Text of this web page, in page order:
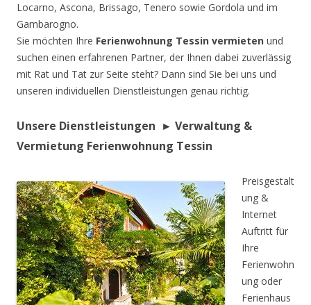
Locarno, Ascona, Brissago, Tenero sowie Gordola und im
Gambarogno.
Sie möchten Ihre Ferienwohnung Tessin vermieten und
suchen einen erfahrenen Partner, der Ihnen dabei zuverlässig
mit Rat und Tat zur Seite steht? Dann sind Sie bei uns und
unseren individuellen Dienstleistungen genau richtig.
Unsere Dienstleistungen ► Verwaltung &
Vermietung Ferienwohnung Tessin
Preisgestalt
ung &
Internet
Auftritt für
Ihre
Ferienwohn
ung oder
Ferienhaus